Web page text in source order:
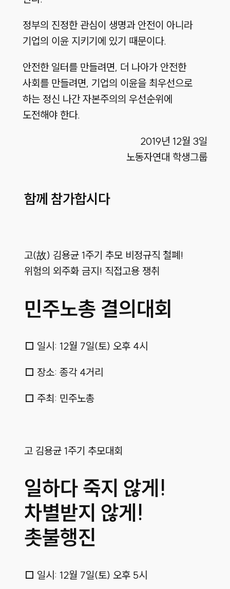
정부의 진정한 관심이 생명과 안전이 아니라
기업의 이윤 지키기에 있기 때문이다.
안전한 일터를 만들려면, 더 나아가 안전한
사회를 만들려면, 기업의 이윤을 최우선으로
하는 정신 나간 자본주의의 우선순위에
도전해야 한다.
2019년 12월 3일
노동자연대 학생그룹
함께 참가합시다
고(故) 김용균 1주기 추모 비정규직 철폐!
위험의 외주화 금지! 직접고용 쟁취
민주노총 결의대회
□ 일시: 12월 7일(토) 오후 4시
□ 장소: 종각 4거리
□ 주최: 민주노총
고 김용균 1주기 추모대회
일하다 죽지 않게!
차별받지 않게!
촛불행진
□ 일시: 12월 7일(토) 오후 5시